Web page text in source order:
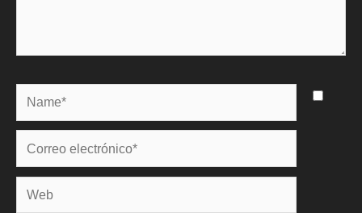
Name*
Correo
electrónico*
Web